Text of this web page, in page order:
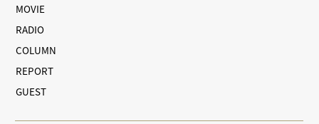
MOVIE
RADIO
COLUMN
REPORT
GUEST